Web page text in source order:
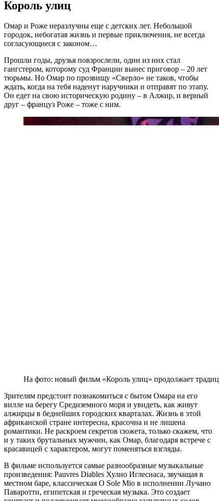
Король улиц
Омар и Роже неразлучны еще с детских лет. Небольшой
городок, небогатая жизнь и первые приключения, не всегда
согласующиеся с законом…
Прошли годы, друзья повзрослели, один из них стал
гангстером, которому суд Франции вынес приговор – 20 лет
тюрьмы. Но Омар по прозвищу «Сверло» не таков, чтобы
ждать, когда на тебя наденут наручники и отправят по этапу.
Он едет на свою историческую родину – в Алжир, и верный
друг – француз Роже – тоже с ним.
На фото: новый фильм «Король улиц» продолжает
Зрителям предстоит познакомиться с бытом Омара на его
вилле на берегу Средиземного моря и увидеть, как живут
алжирцы в беднейших городских кварталах. Жизнь в этой
африканской стране интересна, красочна и не лишена
романтики. Не раскроем секретов сюжета, только скажем, что
и у таких брутальных мужчин, как Омар, благодаря встрече с
красавицей с характером, могут поменяться взгляды.
В фильме используется самые разнообразные музыкальные
произведения: Pauvres Diables Хулио Иглесиаса, звучащая в
местном баре, классическая O Sole Mio в исполнении Лучано
Паваротти, египетская и греческая музыка. Это создает